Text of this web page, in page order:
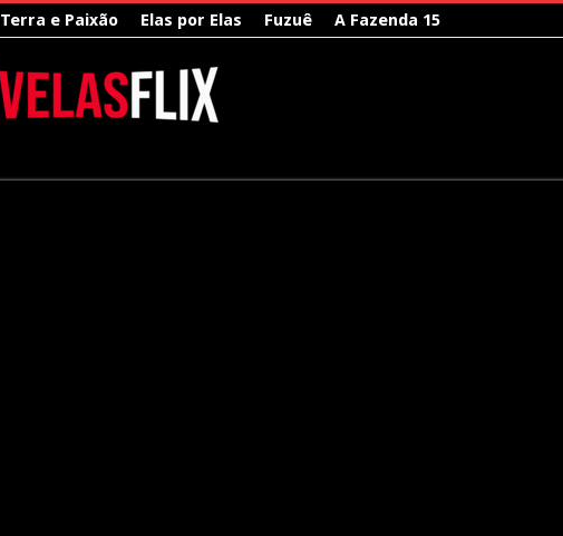
Terra e Paixão Elas por Elas Fuzuê A Fazenda 15